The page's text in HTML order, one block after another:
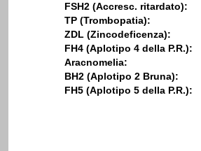
FSH2 (Accresc. ritardato):
TP (Trombopatia):
ZDL (Zincodeficenza):
FH4 (Aplotipo 4 della P.R.):
Aracnomelia:
BH2 (Aplotipo 2 Bruna):
FH5 (Aplotipo 5 della P.R.):